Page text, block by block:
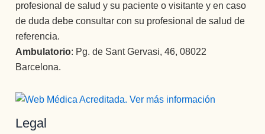
profesional de salud y su paciente o visitante y en caso
de duda debe consultar con su profesional de salud de
referencia.
Ambulatorio: Pg. de Sant Gervasi, 46, 08022
Barcelona.
Legal